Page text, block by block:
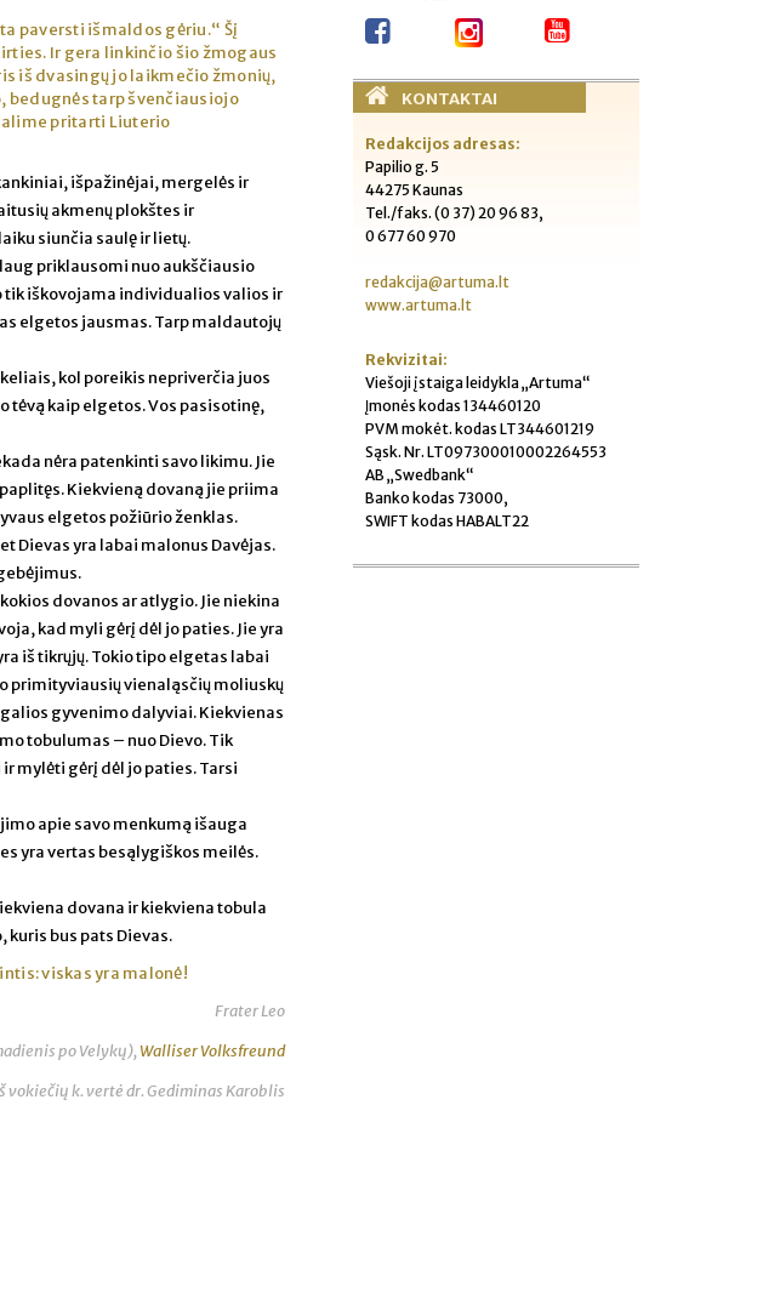
paversti išmaldos gėriu.“ Šį
Ir gera linkinčio šio žmogaus
iš dvasingų jo laikmečio žmonių,
bedugnės tarp švenčiausiojo
pritarti Liuterio
išpažinėjai, mergelės ir
akmenų plokštes ir
siunčia saulę ir lietų.
priklausomi nuo aukščiausio
tik iškovojama individualios valios ir
elgetos jausmas. Tarp maldautojų
kol poreikis nepriverčia juos
tėvą kaip elgetos. Vos pasisotinę,
nėra patenkinti savo likimu. Jie
Kiekvieną dovaną jie priima
elgetos požiūrio ženklas.
Dievas yra labai malonus Davėjas.
dovanos ar atlygio. Jie niekina
kad myli gėrį dėl jo paties. Jie yra
iš tikrųjų. Tokio tipo elgetas labai
primityviausių vienaląsčių moliuskų
gyvenimo dalyviai. Kiekvienas
tobulumas – nuo Dievo. Tik
mylėti gėrį dėl jo paties. Tarsi
apie savo menkumą išauga
yra vertas besąlygiškos meilės.
dovana ir kiekviena tobula
kuris bus pats Dievas.
viskas yra malonė!
Frater Leo
po Velykų),Walliser Volksfreund
vokiečių k. vertė dr. Gediminas Karoblis
KONTAKTAI
Redakcijos adresas:
Papilio g. 5
44275 Kaunas
Tel./faks. (0 37) 20 96 83,
0 677 60 970
redakcija@artuma.lt
www.artuma.lt
Rekvizitai:
Viešoji įstaiga leidykla „Artuma“
Įmonės kodas 134460120
PVM mokėt. kodas LT344601219
Sąsk. Nr. LT097300010002264553
AB „Swedbank“
Banko kodas 73000,
SWIFT kodas HABALT22